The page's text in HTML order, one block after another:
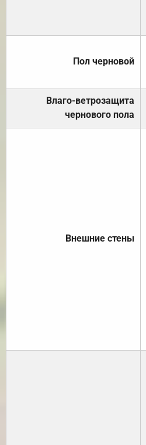
Пол черновой
Влаго-ветрозащита
чернового пола
Внешние стены